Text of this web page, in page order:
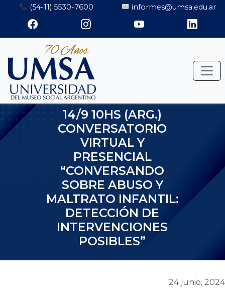
Saltar
contenido
(54-11) 5530-7600 informes@umsa.edu.ar
14/9 10HS (ARG.)
CONVERSATORIO
VIRTUAL Y
PRESENCIAL
“CONVERSANDO
SOBRE ABUSO Y
MALTRATO INFANTIL:
DETECCIÓN DE
INTERVENCIONES
POSIBLES”
24 junio, 2024